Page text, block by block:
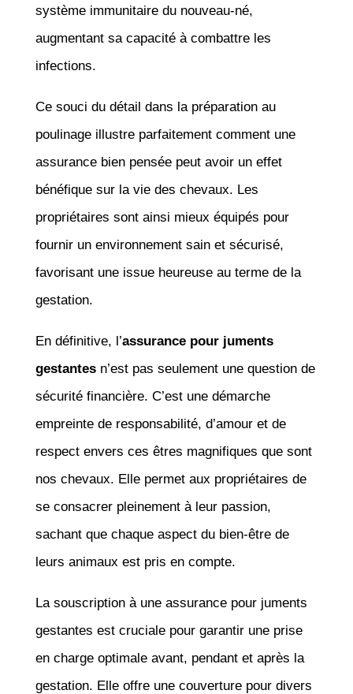
système immunitaire du nouveau-né,
augmentant sa capacité à combattre les
infections.
Ce souci du détail dans la préparation au
poulinage illustre parfaitement comment une
assurance bien pensée peut avoir un effet
bénéfique sur la vie des chevaux. Les
propriétaires sont ainsi mieux équipés pour
fournir un environnement sain et sécurisé,
favorisant une issue heureuse au terme de la
gestation.
En définitive, l’assurance pour juments
gestantesn’est pas seulement une question de
sécurité financière. C’est une démarche
empreinte de responsabilité, d’amour et de
respect envers ces êtres magnifiques que sont
nos chevaux. Elle permet aux propriétaires de
se consacrer pleinement à leur passion,
sachant que chaque aspect du bien-être de
leurs animaux est pris en compte.
La souscription à une assurance pour juments
gestantes est cruciale pour garantir une prise
en charge optimale avant, pendant et après la
gestation. Elle offre une couverture pour divers